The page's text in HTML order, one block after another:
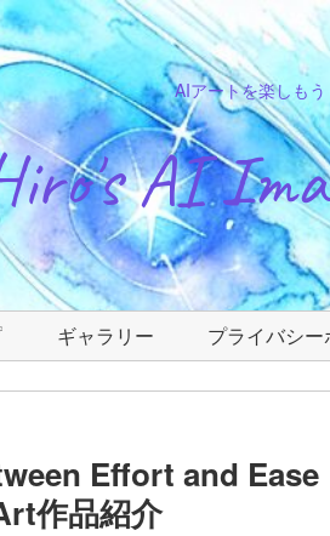
AIアートを楽しもう
AI
ギャラリー プライバシー
Effort and Ease
作品紹介